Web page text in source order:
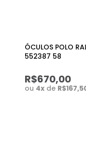
ÓCULOS POLO
552387 58
R$670,00
ou 4x de